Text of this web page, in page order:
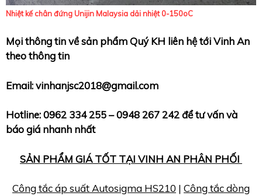
Nhiệt kế chân đứng Unijin Malaysia dải nhiệt 0-150oC
Mọi thông tin về sản phẩm Quý KH liên hệ tới Vinh An
theo thông tin
Email: vinhanjsc2018@gmail.com
Hotline: 0962 334 255 – 0948 267 242 để tư vấn và
báo giá nhanh nhất
SẢN PHẨM GIÁ TỐT TẠI VINH AN PHÂN PHỐI
Công tắc áp suất Autosigma HS210 | Công tắc dòng